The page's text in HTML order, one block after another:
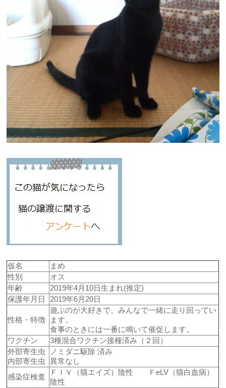
仮名
まめ
性別
オス
年齢
2019年4月10日生まれ(推定)
保護年月日
2019年6月20日
性格・特徴
遊ぶのが大好きで、みんなで一緒に走り回ってい
ます。
食事のときには一番に鳴いて催促します。
ワクチン
3種混合ワクチン接種済み（２回）
外部寄生虫
内部寄生虫
ノミダニ駆除 済み
異常なし
感染症検査
ＦＩＶ（猫エイズ）陰性 ＦeLV（猫白血病）
陰性